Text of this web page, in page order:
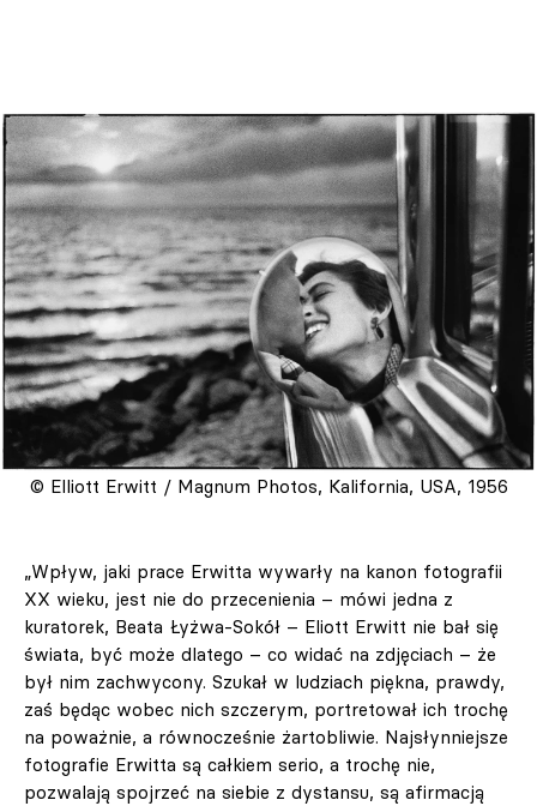
© Elliott Erwitt / Magnum Photos, Kalifornia, USA, 1956
„Wpływ, jaki prace Erwitta wywarły na kanon fotografii
XX wieku, jest nie do przecenienia – mówi jedna z
kuratorek, Beata Łyżwa-Sokół – Eliott Erwitt nie bał się
świata, być może dlatego – co widać na zdjęciach – że
był nim zachwycony. Szukał w ludziach piękna, prawdy,
zaś będąc wobec nich szczerym, portretował ich trochę
na poważnie, a równocześnie żartobliwie. Najsłynniejsze
fotografie Erwitta są całkiem serio, a trochę nie,
pozwalają spojrzeć na siebie z dystansu, są afirmacją